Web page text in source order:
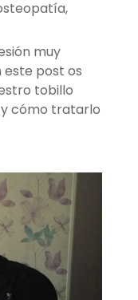
,
muy
este post os
tobillo
y cómo tratarlo